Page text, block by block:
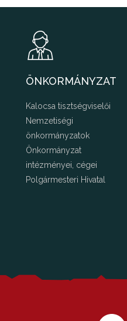
ÖNKORMÁNYZAT
Kalocsa tisztségviselői
Nemzetiségi
önkormányzatok
Önkormányzat
intézményei, cégei
Polgármesteri Hivatal